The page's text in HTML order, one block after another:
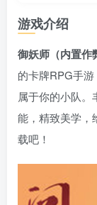
游戏介绍
御妖师（内置作
的卡牌RPG手
属于你的小队。
能，精致美学，
载吧！